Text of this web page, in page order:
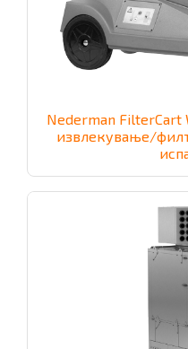
Nederman
извлекување/